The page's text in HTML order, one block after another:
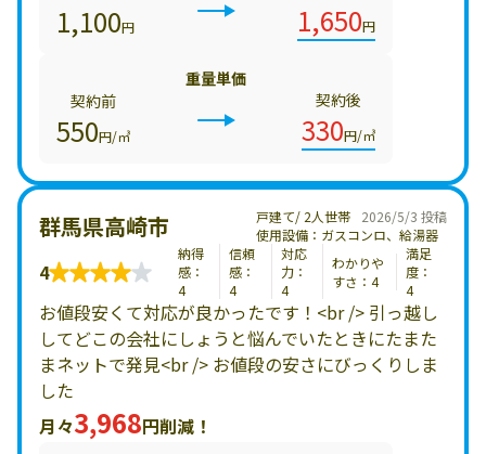
1,100円 1,650円
重量単価
契約前
550円/㎥
契約後
330円/㎥
2026/5/3 投稿
群馬県高崎市
戸建て/ 2人世帯
使用設備：ガスコンロ、給湯器
4
納得
感：
4
信頼
感：
4
対応
力：
4
わかりや
すさ：4
満足
度：
4
お値段安くて対応が良かったです！<br /> 引っ越し
してどこの会社にしょうと悩んでいたときにたまた
まネットで発見<br /> お値段の安さにびっくりしま
した
月々3,968円削減！